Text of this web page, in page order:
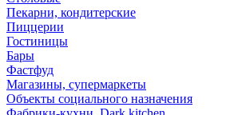
Пекарни, кондитерские
Пиццерии
Гостиницы
Бары
Фастфуд
Магазины, супермаркеты
Объекты социального назначения